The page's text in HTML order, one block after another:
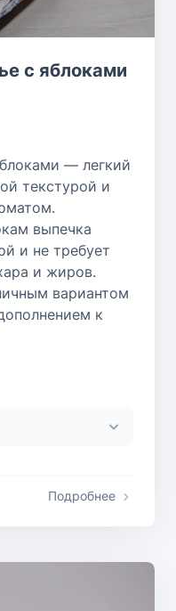
с яблоками
— легкий
текстурой и
выпечка
и не требует
и жиров.
вариантом
к
Подробнее